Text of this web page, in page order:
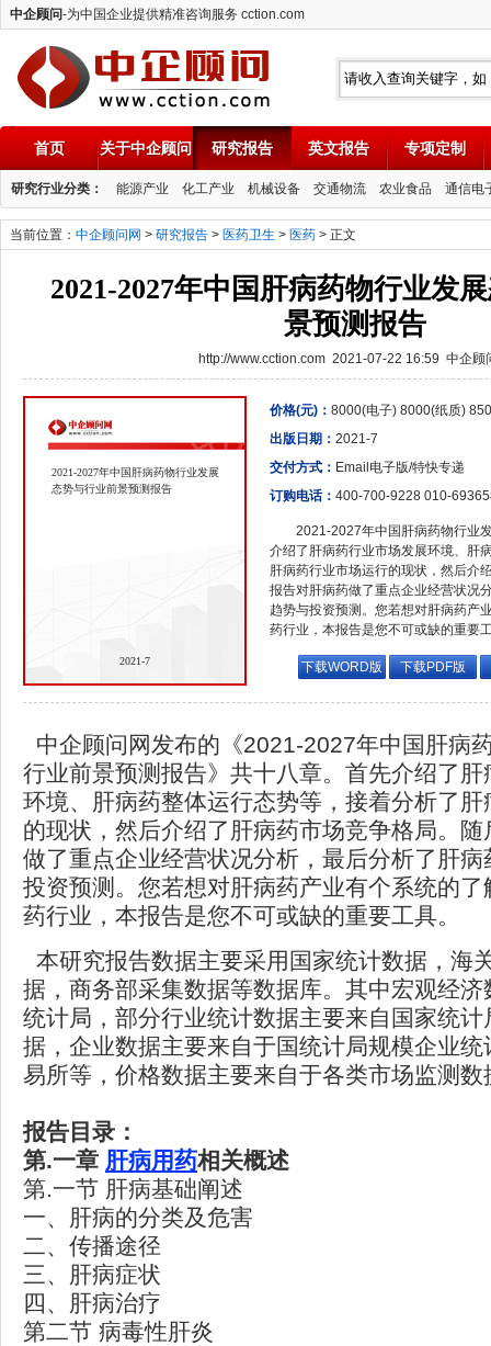
中企顾问-为中国企业提供精准咨询服务 cction.com
中企顾问
首页 关于中企顾问 研究报告 英文报告 专项定制
研究行业分类： 能源产业 化工产业 机械设备 交通物流 农业食品 通信电
当前位置： 中企顾问网 > 研究报告 > 医药卫生 > 医药 > 正文
2021-2027年中国肝病药物行业发
景预测报告
http://www.cction.com 2021-07-22 16:59 中企顾
2021-2027年中国肝病药物行业发展
态势与行业前景预测报告
2021-7
价格(元)： 8000(电子) 8000(纸质)
出版日期： 2021-7
交付方式： Email电子版/特快专递
订购电话： 400-700-9228 010-
2021-2027年中国肝病药物行业
介绍了肝病药行业市场发展环境、肝
肝病药行业市场运行的现状，然后介
报告对肝病药做了重点企业经营状况
趋势与投资预测。您若想对肝病药产
药行业，本报告是您不可或缺的重要
下载WORD版 下载PDF版
中企顾问网发布的《2021-2027年中国肝病
行业前景预测报告》共十八章。首先介绍了
环境、肝病药整体运行态势等，接着分析了
的现状，然后介绍了肝病药市场竞争格局。
做了重点企业经营状况分析，最后分析了肝
投资预测。您若想对肝病药产业有个系统的
药行业，本报告是您不可或缺的重要工具。
本研究报告数据主要采用国家统计数据，海
据，商务部采集数据等数据库。其中宏观经
统计局，部分行业统计数据主要来自国家统
据，企业数据主要来自于国统计局规模企业
易所等，价格数据主要来自于各类市场监测数
报告目录：
第.一章 肝病用药相关概述
第.一节 肝病基础阐述
一、肝病的分类及危害
二、传播途径
三、肝病症状
四、肝病治疗
第二节 病毒性肝炎